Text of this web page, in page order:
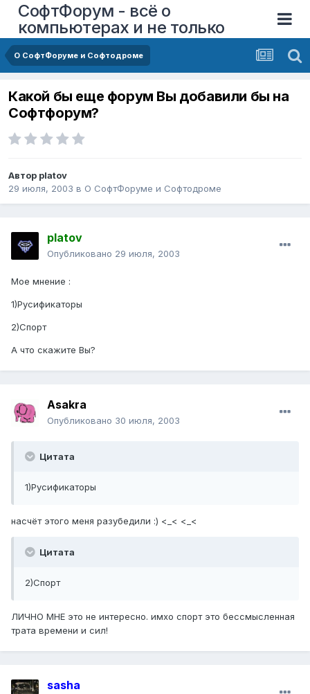
СофтФорум - всё о
компьютерах и не только
О СофтФоруме и Софтодроме
Какой бы еще форум Вы добавили бы на
Софтфорум?
Автор platov
29 июля, 2003 в О СофтФоруме и Софтодроме
platov
Опубликовано 29 июля, 2003
Мое мнение :
1)Русификаторы
2)Спорт
А что скажите Вы?
Asakra
Опубликовано 30 июля, 2003
Цитата
1)Русификаторы
насчёт этого меня разубедили :) <_< <_<
Цитата
2)Спорт
ЛИЧНО МНЕ это не интересно. имхо спорт это бессмысленная
трата времени и сил!
sasha